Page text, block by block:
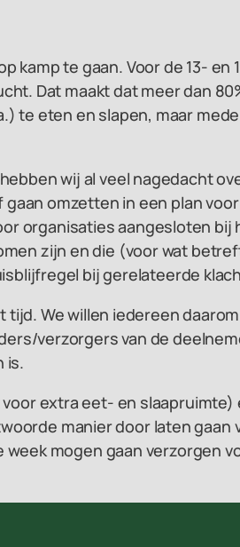
kamp te gaan. Voor de 13-
Dat maakt dat meer dan
te eten en slapen, maar
wij al veel nagedacht
omzetten in een plan
organisaties aangesloten
zijn en die (voor wat
bij gerelateerde
We willen iedereen
verzorgers van de
is.
extra eet- en
manier door laten gaan
mogen gaan verzorgen